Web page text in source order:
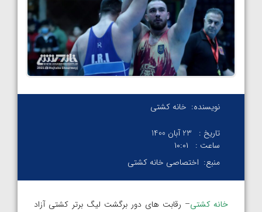
نویسنده: خانه کشتی
تاریخ :
23 آبان 1400
ساعت :
۱۰:۰۱
منبع: اختصاصی خانه کشتی
خانه کشتی– رقابت های دور برگشت لیگ برتر کشتی آزاد